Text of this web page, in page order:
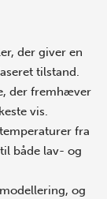
der giver en
tilstand.
der fremhæver
vis.
fra
både lav- og
og